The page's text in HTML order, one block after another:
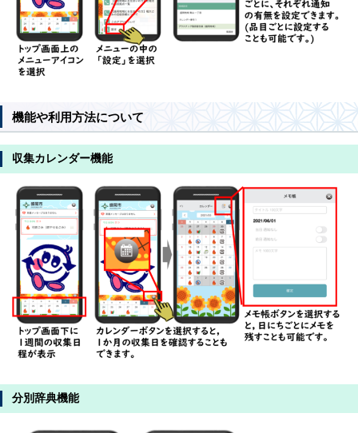
機能や利用方法について
収集カレンダー機能
分別辞典機能